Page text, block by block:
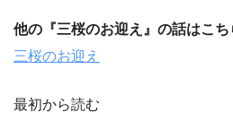
他の『三桜のお迎え』の話はこち
三桜のお迎え
最初から読む